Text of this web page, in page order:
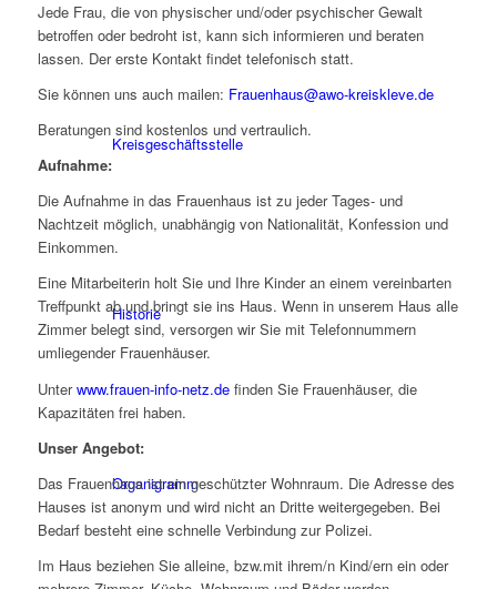
Kreisgeschäftsstelle
Historie
Organigramm
Jede Frau, die von physischer und/oder psychischer Gewalt
betroffen oder bedroht ist, kann sich informieren und beraten
lassen. Der erste Kontakt findet telefonisch statt.
Sie können uns auch mailen: Frauenhaus@awo-kreiskleve.de
Beratungen sind kostenlos und vertraulich.
Aufnahme:
Die Aufnahme in das Frauenhaus ist zu jeder Tages- und
Nachtzeit möglich, unabhängig von Nationalität, Konfession und
Einkommen.
Eine Mitarbeiterin holt Sie und Ihre Kinder an einem vereinbarten
Treffpunkt ab und bringt sie ins Haus. Wenn in unserem Haus alle
Zimmer belegt sind, versorgen wir Sie mit Telefonnummern
umliegender Frauenhäuser.
Unterwww.frauen-info-netz.definden Sie Frauenhäuser, die
Kapazitäten frei haben.
Unser Angebot:
Das Frauenhaus ist ein geschützter Wohnraum. Die Adresse des
Hauses ist anonym und wird nicht an Dritte weitergegeben. Bei
Bedarf besteht eine schnelle Verbindung zur Polizei.
Im Haus beziehen Sie alleine, bzw.mit ihrem/n Kind/ern ein oder